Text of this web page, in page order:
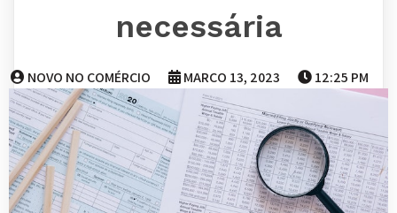
necessária
NOVO NO COMÉRCIO MARÇO 13, 2023 12:25 PM